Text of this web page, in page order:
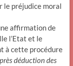
le préjudice moral
affirmation de
l’Etat et le
à cette procédure
déduction des